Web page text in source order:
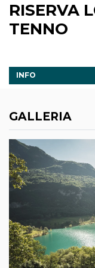
RISERVA
TENNO
INFO
GALLERIA